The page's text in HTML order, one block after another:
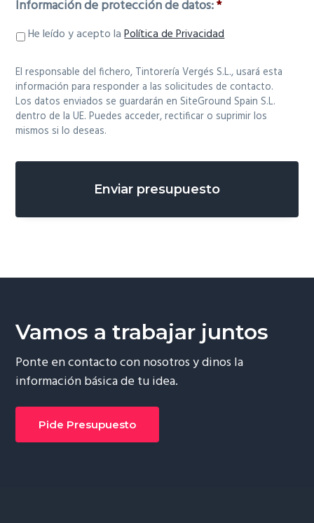
Información de protección de datos:*
He leído y acepto laPolítica de Privacidad
El responsable del fichero, Tintorería Vergés S.L., usará esta
información para responder a las solicitudes de contacto.
Los datos enviados se guardarán en SiteGround Spain S.L.
dentro de la UE. Puedes acceder, rectificar o suprimir los
mismos si lo deseas.
Vamos a trabajar juntos
Ponte en contacto con nosotros y dinos la
información básica de tu idea.
Pide Presupuesto